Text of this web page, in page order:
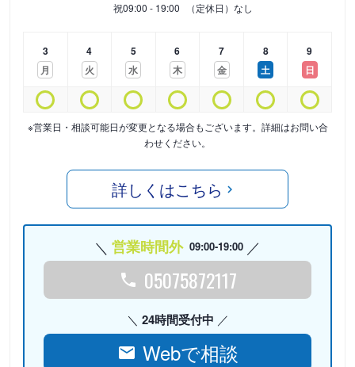
祝09:00 - 19:00 （定休日）なし
3
月
4
火
5
水
6
木
7
金
8
土
9
日
※営業日・相談可能日が変更となる場合もございます。詳細はお問い合
わせください。
詳しくはこちら
営業時間外 09:00-19:00
05075872117
24時間受付中
Webで相談